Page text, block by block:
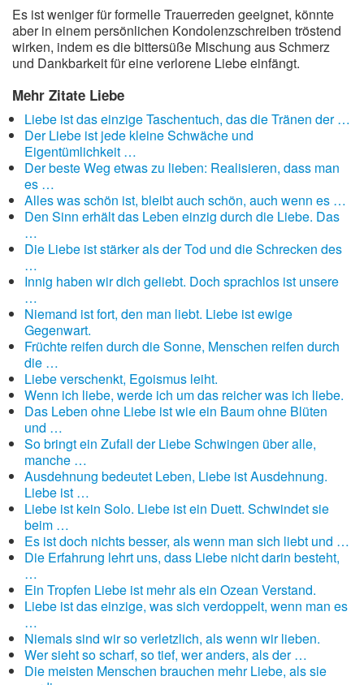
Es ist weniger für formelle Trauerreden geeignet, könnte
aber in einem persönlichen Kondolenzschreiben tröstend
wirken, indem es die bittersüße Mischung aus Schmerz
und Dankbarkeit für eine verlorene Liebe einfängt.
Mehr Zitate Liebe
Liebe ist das einzige Taschentuch, das die Tränen der …
Der Liebe ist jede kleine Schwäche und
Eigentümlichkeit …
Der beste Weg etwas zu lieben: Realisieren, dass man
es …
Alles was schön ist, bleibt auch schön, auch wenn es …
Den Sinn erhält das Leben einzig durch die Liebe. Das
…
Die Liebe ist stärker als der Tod und die Schrecken des
…
Innig haben wir dich geliebt. Doch sprachlos ist unsere
…
Niemand ist fort, den man liebt. Liebe ist ewige
Gegenwart.
Früchte reifen durch die Sonne, Menschen reifen durch
die …
Liebe verschenkt, Egoismus leiht.
Wenn ich liebe, werde ich um das reicher was ich liebe.
Das Leben ohne Liebe ist wie ein Baum ohne Blüten
und …
So bringt ein Zufall der Liebe Schwingen über alle,
manche …
Ausdehnung bedeutet Leben, Liebe ist Ausdehnung.
Liebe ist …
Liebe ist kein Solo. Liebe ist ein Duett. Schwindet sie
beim …
Es ist doch nichts besser, als wenn man sich liebt und …
Die Erfahrung lehrt uns, dass Liebe nicht darin besteht,
…
Ein Tropfen Liebe ist mehr als ein Ozean Verstand.
Liebe ist das einzige, was sich verdoppelt, wenn man es
…
Niemals sind wir so verletzlich, als wenn wir lieben.
Wer sieht so scharf, so tief, wer anders, als der …
Die meisten Menschen brauchen mehr Liebe, als sie